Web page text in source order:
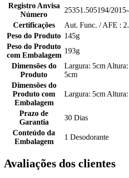
Registro Anvisa
Número
25351.505194/
Certificações
Aut. Func. / AFE :
Peso do Produto 145g
Peso do Produto
com Embalagem
193g
Dimensões do
Produto
Largura: 5cm
5cm
Dimensões do
Produto com
Embalagem
Largura: 5cm
Prazo de
Garantia
30 Dias
Conteúdo da
Embalagem
1 Desodorante
Avaliações dos clientes